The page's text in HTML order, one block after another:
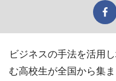
ビジネスの手法を活用
む高校生が全国から集